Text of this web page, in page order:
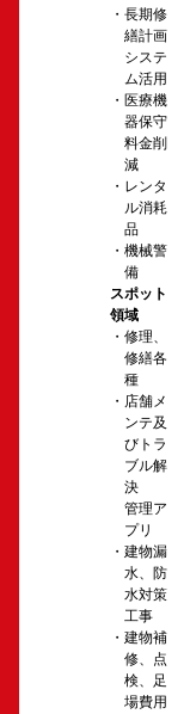
長期修
繕計画
システ
ム活用
医療機
器保守
料金削
減
レンタ
ル消耗
品
機械警
備
スポット
領域
修理、
修繕各
種
店舗メ
ンテ及
びトラ
ブル解
決
管理ア
プリ
建物漏
水、防
水対策
工事
建物補
修、点
検、足
場費用